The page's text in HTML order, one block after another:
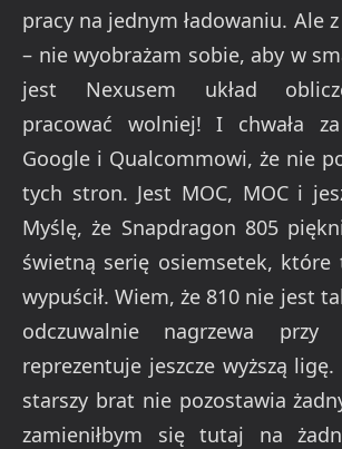
pracy na jednym ładowaniu. Ale
– nie wyobrażam sobie, aby w
jest Nexusem układ
pracować wolniej! I chwała
Google i Qualcommowi, że nie
tych stron. Jest MOC, MOC i
Myślę, że Snapdragon 805
świetną serię osiemsetek, które
wypuścił. Wiem, że 810 nie jest
odczuwalnie nagrzewa
reprezentuje jeszcze wyższą
starszy brat nie pozostawia
zamieniłbym się tutaj na